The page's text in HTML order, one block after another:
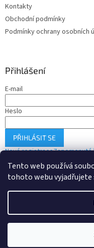
Tento web používá
tohoto webu vyjadřujete
Kontakty
Obchodní podmínky
Podmínky ochrany osobních
Přihlášení
E-mail
Heslo
PŘIHLÁSIT SE
Nová registraceZapomenuté
Copyright 2026